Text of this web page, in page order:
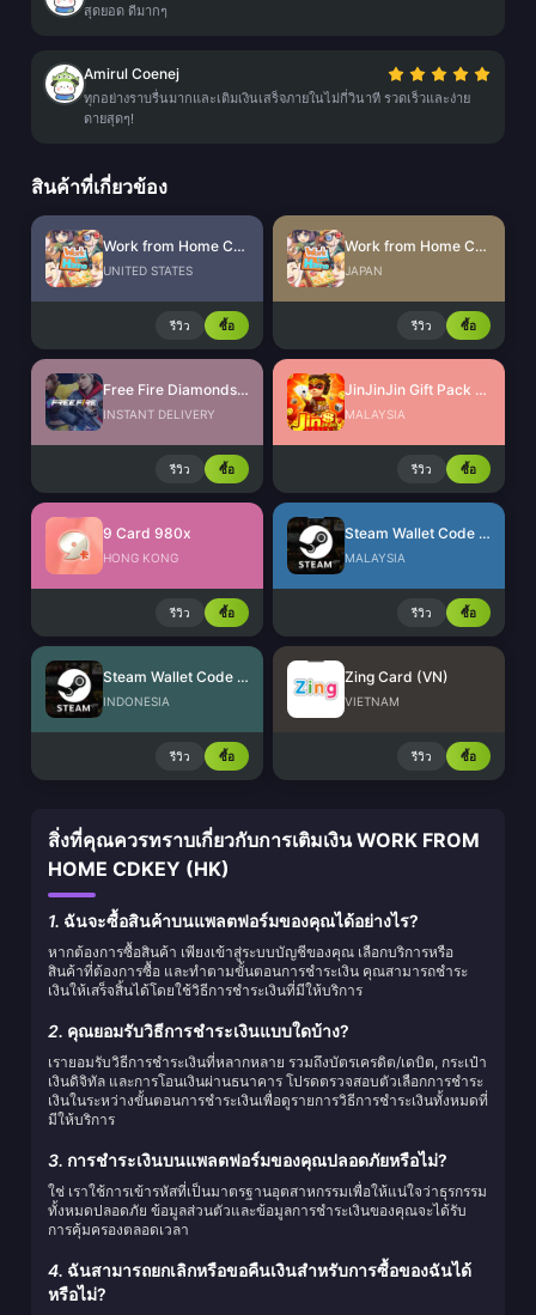
สุดยอด ดีมากๆ
Amirul Coenej
ทุกอย่างราบรื่นมากและเติมเงินเสร็จภายในไม่กี่วินาที รวดเร็วและง่าย
ดายสุดๆ!
สินค้าที่เกี่ยวข้อง
Work from Home CdKey (US)
UNITED STATES
รีวิว ซื้อ
Work from Home CdKey (JP)
JAPAN
รีวิว ซื้อ
Free Fire Diamonds EU + TR
INSTANT DELIVERY
รีวิว ซื้อ
JinJinJin Gift Pack Redeem Code
MALAYSIA
รีวิว ซื้อ
9 Card 980x
HONG KONG
รีวิว ซื้อ
Steam Wallet Code (MYR)
MALAYSIA
รีวิว ซื้อ
Steam Wallet Code (IDR)
INDONESIA
รีวิว ซื้อ
Zing Card (VN)
VIETNAM
รีวิว ซื้อ
สิ่งที่คุณควรทราบเกี่ยวกับการเติมเงิน WORK FROM
HOME CDKEY (HK)
1. ฉันจะซื้อสินค้าบนแพลตฟอร์มของคุณได้อย่างไร?
หากต้องการซื้อสินค้า เพียงเข้าสู่ระบบบัญชีของคุณ เลือกบริการหรือ
สินค้าที่ต้องการซื้อ และทำตามขั้นตอนการชำระเงิน คุณสามารถชำระ
เงินให้เสร็จสิ้นได้โดยใช้วิธีการชำระเงินที่มีให้บริการ
2. คุณยอมรับวิธีการชำระเงินแบบใดบ้าง?
เรายอมรับวิธีการชำระเงินที่หลากหลาย รวมถึงบัตรเครดิต/เดบิต, กระเป๋า
เงินดิจิทัล และการโอนเงินผ่านธนาคาร โปรดตรวจสอบตัวเลือกการชำระ
เงินในระหว่างขั้นตอนการชำระเงินเพื่อดูรายการวิธีการชำระเงินทั้งหมดที่
มีให้บริการ
3. การชำระเงินบนแพลตฟอร์มของคุณปลอดภัยหรือไม่?
ใช่ เราใช้การเข้ารหัสที่เป็นมาตรฐานอุตสาหกรรมเพื่อให้แน่ใจว่าธุรกรรม
ทั้งหมดปลอดภัย ข้อมูลส่วนตัวและข้อมูลการชำระเงินของคุณจะได้รับ
การคุ้มครองตลอดเวลา
4. ฉันสามารถยกเลิกหรือขอคืนเงินสำหรับการซื้อของฉันได้
หรือไม่?